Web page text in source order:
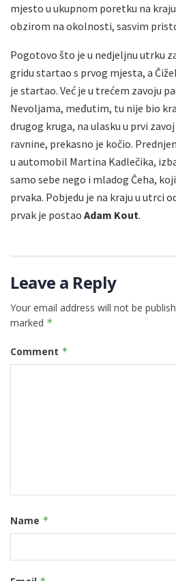
mjesto u ukupnom poretku na kraju
obzirom na okolnosti, sasvim
Pogotovo što je u nedjeljnu utrku
gridu startao s prvog mjesta, a
je startao. Već je u trećem zavoju
Nevoljama, međutim, tu nije bio
drugog kruga, na ulasku u prvi
ravnine, prekasno je kočio.
u automobil Martina Kadlečika,
samo sebe nego i mladog Čeha,
prvaka. Pobjedu je na kraju u utrci
prvak je postao Adam Kout.
Leave a Reply
Your email address will not be
marked *
Comment *
Name *